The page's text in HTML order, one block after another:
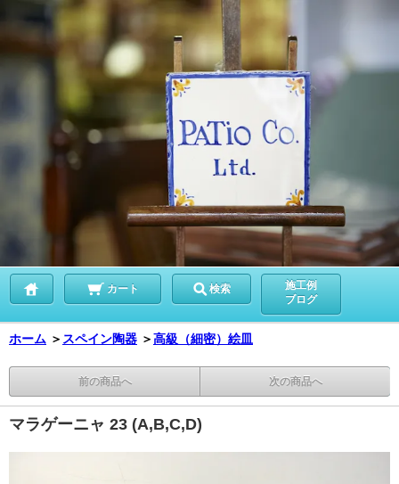
カート 検索
施工例
ブログ
ホーム ＞ スペイン陶器 ＞高級（細密）絵皿
前の商品へ 次の商品へ
マラゲーニャ 23 (A,B,C,D)